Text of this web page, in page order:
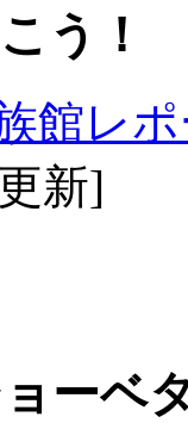
う！
館レ
新]
ーベ